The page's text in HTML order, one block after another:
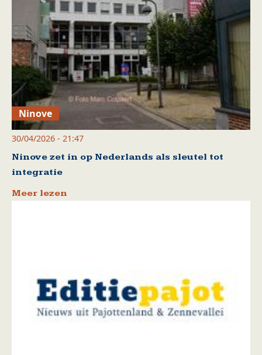
Ninove
30/04/2026 - 21:47
Ninove zet in op Nederlands als sleutel tot
integratie
Meer lezen